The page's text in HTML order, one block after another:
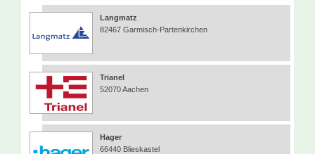
Langmatz
82467 Garmisch-Partenkirchen
Trianel
52070 Aachen
Hager
66440 Blieskastel